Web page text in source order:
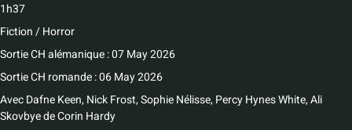
1h37
Fiction / Horror
Sortie CH alémanique : 07 May 2026
Sortie CH romande : 06 May 2026
AvecDafne Keen,Nick Frost,Sophie Nélisse,Percy Hynes White,Ali
SkovbyedeCorin Hardy